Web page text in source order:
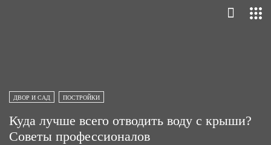
ДВОР И САД ПОСТРОЙКИ
Куда лучше всего отводить воду с крыши?
Советы профессионалов